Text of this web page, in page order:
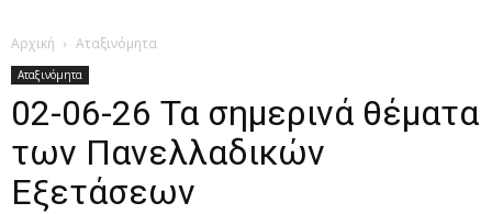
Αρχική Αταξινόμητα
Αταξινόμητα
02-06-26 Τα σημερινά θέματα
των Πανελλαδικών
Εξετάσεων